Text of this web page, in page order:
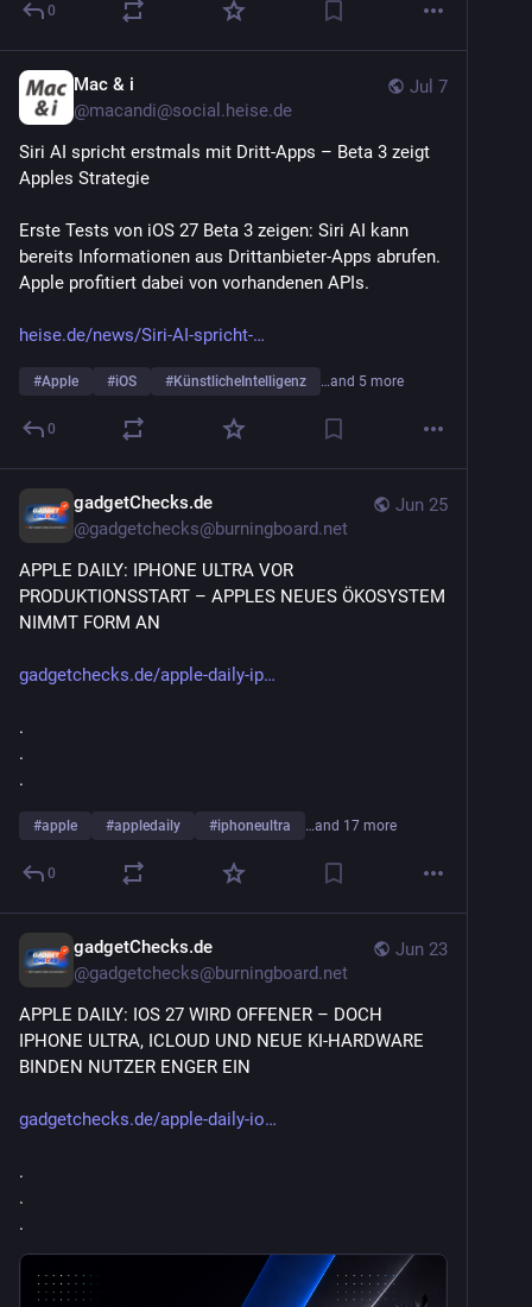
0
Jul 7
Mac & i
@macandi@social.heise.de
Siri AI spricht erstmals mit Dritt-Apps – Beta 3 zeigt
Apples Strategie
Erste Tests von iOS 27 Beta 3 zeigen: Siri AI kann
bereits Informationen aus Drittanbieter-Apps abrufen.
Apple profitiert dabei von vorhandenen APIs.
heise.de/news/Siri-AI-spricht-
#Apple #iOS #KünstlicheIntelligenz …and 5 more
0
Jun 25
gadgetChecks.de
@gadgetchecks@burningboard.net
APPLE DAILY: IPHONE ULTRA VOR
PRODUKTIONSSTART – APPLES NEUES ÖKOSYSTEM
NIMMT FORM AN
gadgetchecks.de/apple-daily-ip
.
.
.
#apple #appledaily #iphoneultra …and 17 more
0
Jun 23
gadgetChecks.de
@gadgetchecks@burningboard.net
APPLE DAILY: IOS 27 WIRD OFFENER – DOCH
IPHONE ULTRA, ICLOUD UND NEUE KI-HARDWARE
BINDEN NUTZER ENGER EIN
gadgetchecks.de/apple-daily-io
.
.
.